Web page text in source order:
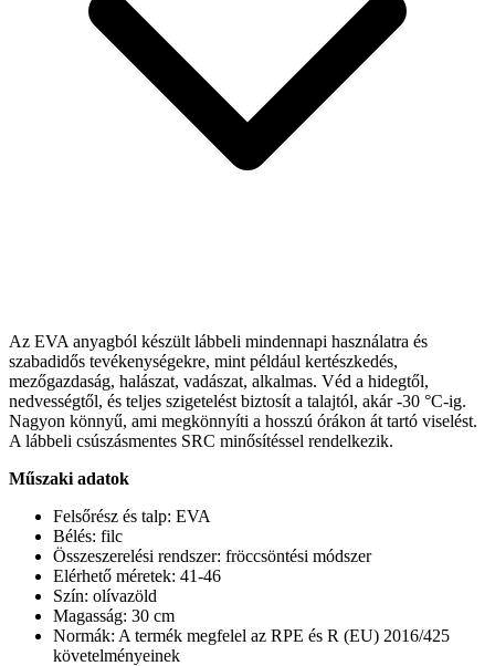
Az EVA anyagból készült lábbeli mindennapi használatra és
szabadidős tevékenységekre, mint például kertészkedés,
mezőgazdaság, halászat, vadászat, alkalmas. Véd a hidegtől,
nedvességtől, és teljes szigetelést biztosít a talajtól, akár -30 °C-ig.
Nagyon könnyű, ami megkönnyíti a hosszú órákon át tartó viselést.
A lábbeli csúszásmentes SRC minősítéssel rendelkezik.
Műszaki adatok
Felsőrész és talp: EVA
Bélés: filc
Összeszerelési rendszer: fröccsöntési módszer
Elérhető méretek: 41-46
Szín: olívazöld
Magasság: 30 cm
Normák: A termék megfelel az RPE és R (EU) 2016/425
követelményeinek